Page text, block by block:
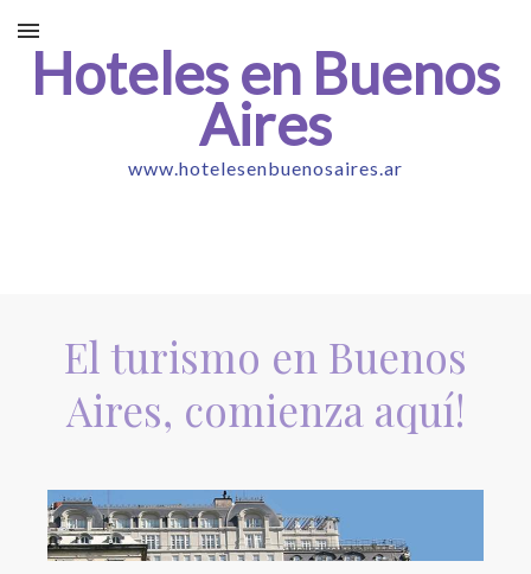
Hoteles en Buenos
Aires
www.hotelesenbuenosaires.ar
El turismo en Buenos
Aires, comienza aquí!